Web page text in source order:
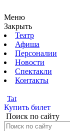
Меню
Закрыть
Театр
Афиша
Персоналии
Новости
Спектакли
Контакты
Tat
Купить билет
Поиск по сайту